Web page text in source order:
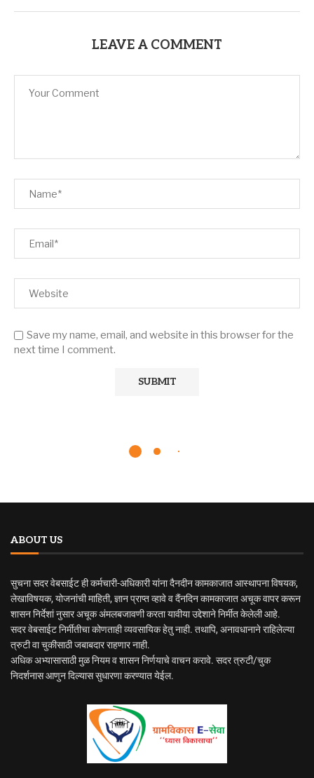
LEAVE A COMMENT
Save my name, email, and website in this browser for the
next time I comment.
ABOUT US
सुचना सदर वेबसाईट ही कर्मचारी-अधिकारी यांना दैनदीन कामकाजात आस्थापना विषयक,
लेखाविषयक, योजनांची माहिती, ज्ञान प्राप्त व्हावे व दैंनदिन कामकाजात अचूक वापर करून
शासन निर्देशां नुसार अचूक अंमलबजावणी करता यावीया उद्देशाने निर्मीत केलेली आहे.
सदर वेबसाईट निर्मीतीचा कोणताही व्यवसायिक हेतु नाही. तथापि, अनावधानाने राहिलेल्या
त्रुटी वा चुकीसाठी जबाबदार राहणार नाही.
अधिक अभ्यासासाठी मुळ नियम व शासन निर्णयाचे वाचन करावे. सदर त्रुटी/चुक
निदर्शनास आणुन दिल्यास सुधारणा करण्यात येईल.